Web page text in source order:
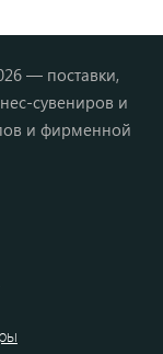
— поставки,
сувениров и
и фирменной